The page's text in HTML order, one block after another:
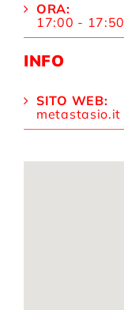
ORA:
17:00 - 17:50
INFO
SITO WEB:
metastasio.it